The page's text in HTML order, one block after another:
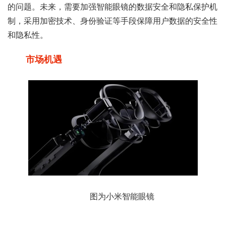
的问题。未来，需要加强智能眼镜的数据安全和隐私保护机
制，采用加密技术、身份验证等手段保障用户数据的安全性
和隐私性。
市场机遇
图为小米智能眼镜